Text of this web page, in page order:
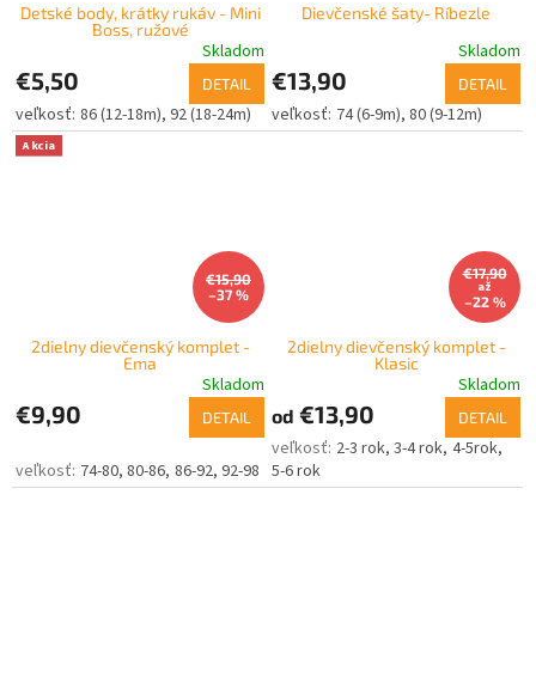
Detské body, krátky rukáv - Mini
Boss, ružové
Skladom
€5,50 DETAIL
86 (12-18m) 92 (18-24m)
Dievčenské šaty- Ríbezle
Skladom
€13,90 DETAIL
74 (6-9m) 80 (9-12m)
Akcia
€15,90
–37 %
2dielny dievčenský komplet -
Ema
Skladom
€9,90 DETAIL
74-80 80-86 86-92 92-98
€17,90
až
–22 %
2dielny dievčenský komplet -
Klasic
Skladom
od €13,90 DETAIL
2-3 rok 3-4 rok 4-5rok
5-6 rok